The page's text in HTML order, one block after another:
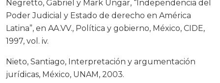
Negretto, Gabriel y Mark Ungar, “Independencia del
Poder Judicial y Estado de derecho en América
Latina”, en AA.VV., Política y gobierno, México, CIDE,
1997, vol. iv.
Nieto, Santiago, Interpretación y argumentación
jurídicas, México, UNAM, 2003.